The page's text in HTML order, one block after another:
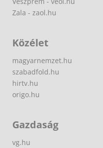
Zala - zaol.hu
Közélet
magyarnemzet.hu
szabadfold.hu
hirtv.hu
origo.hu
Gazdaság
vg.hu